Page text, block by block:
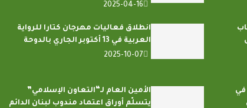
2025-04-16
انطلاق فعاليات مهرجان كتارا للرواية
العربية في 13 أكتوبر الجاري بالدوحة
2025-10-07
في
الأمين العام لـ“التعاون الإسلامي”
يتسلّم أوراق اعتماد مندوب لبنان الدائم